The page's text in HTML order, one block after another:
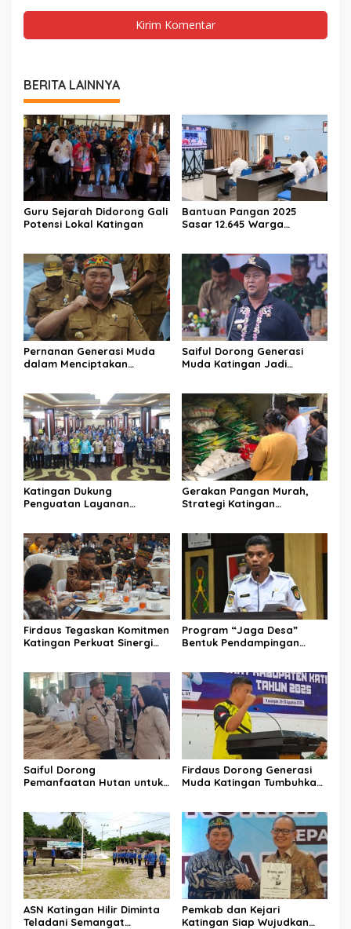
BERITA LAINNYA
Guru Sejarah Didorong Gali
Potensi Lokal Katingan
Bantuan Pangan 2025
Sasar 12.645 Warga
Pernanan Generasi Muda
dalam Menciptakan
Saiful Dorong Generasi
Muda Katingan Jadi
Katingan Dukung
Penguatan Layanan
Gerakan Pangan Murah,
Strategi Katingan
Firdaus Tegaskan Komitmen
Katingan Perkuat Sinergi
Program “Jaga Desa”
Bentuk Pendampingan
Saiful Dorong
Pemanfaatan Hutan untuk
Firdaus Dorong Generasi
Muda Katingan Tumbuhkan
ASN Katingan Hilir Diminta
Teladani Semangat
Pemkab dan Kejari
Katingan Siap Wujudkan